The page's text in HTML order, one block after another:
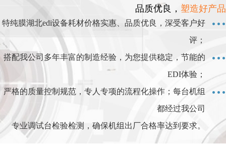
品质优良， 塑造好产品
特纯膜湖北edi设备耗材价格实惠、品质优良，深受客户好
评；
搭配我公司多年丰富的制造经验，为您提供稳定，节能的
EDI体验；
严格的质量控制规范，专人专项的流程化操作；每台机组
都经过我公司
专业调试台检验检测，确保机组出厂合格率达到要求。